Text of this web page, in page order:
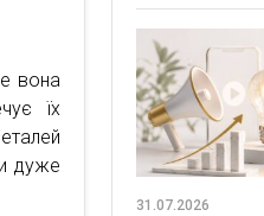
вона
їх
дуже
31.07.2026